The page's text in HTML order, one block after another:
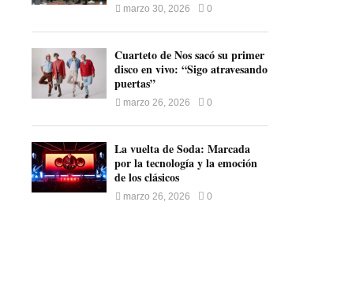
marzo 30, 2026 0
Cuarteto de Nos sacó su primer
disco en vivo: “Sigo atravesando
puertas”
marzo 26, 2026 0
La vuelta de Soda: Marcada
por la tecnología y la emoción
de los clásicos
marzo 26, 2026 0